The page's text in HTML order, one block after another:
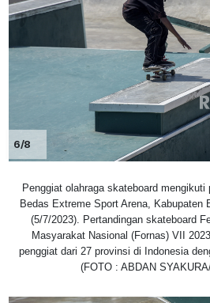
6/8
Penggiat olahraga skateboard mengikuti
Bedas Extreme Sport Arena, Kabupaten
(5/7/2023). Pertandingan skateboard
Masyarakat Nasional (Fornas) VII
penggiat dari 27 provinsi di Indonesia
(FOTO : ABDAN